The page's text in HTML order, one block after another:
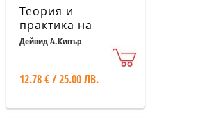
Теория и
практика на
психодрамата
Дейвид А.Кипър
12.78 € / 25.00 ЛВ.